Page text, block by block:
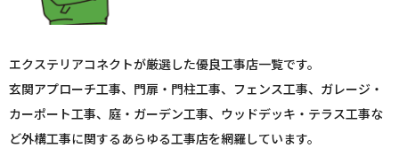
エクステリアコネクトが厳選した優良工事店一覧です。
玄関アプローチ工事、門扉・門柱工事、フェンス工事、ガレージ・
カーポート工事、庭・ガーデン工事、ウッドデッキ・テラス工事な
ど外構工事に関するあらゆる工事店を網羅しています。